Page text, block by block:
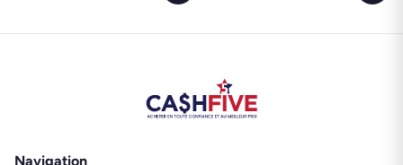
Navigation